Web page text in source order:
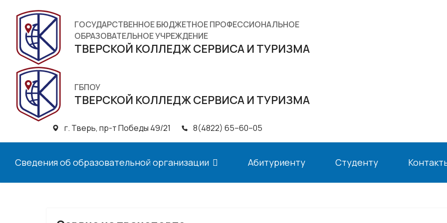
ГОСУДАРСТВЕННОЕ БЮДЖЕТНОЕ ПРОФЕССИОНАЛЬНОЕ
ОБРАЗОВАТЕЛЬНОЕ УЧРЕЖДЕНИЕ
ТВЕРСКОЙ КОЛЛЕДЖ СЕРВИСА И ТУРИЗМА
ГБПОУ
ТВЕРСКОЙ КОЛЛЕДЖ СЕРВИСА И ТУРИЗМА
г. Тверь, пр-т Победы 49/21 8(4822) 65–60–05
Сведения об образовательной организации Абитуриенту Студенту